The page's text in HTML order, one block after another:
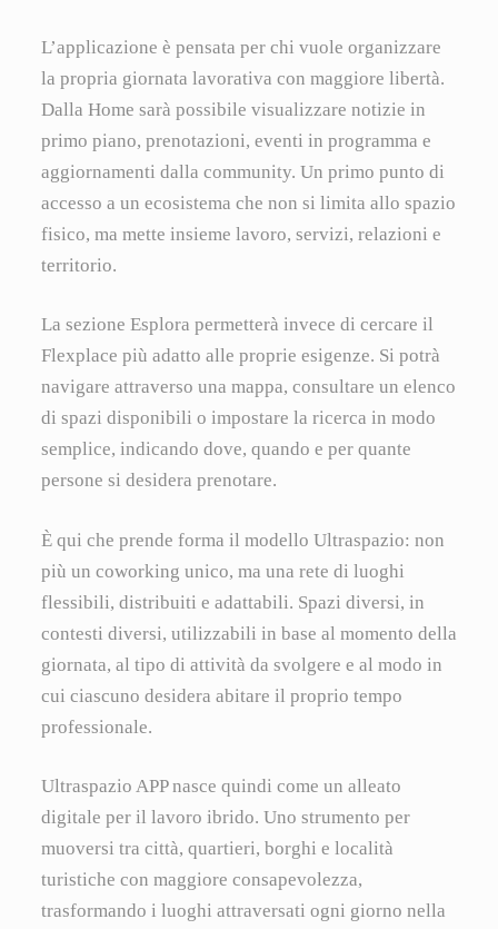
L’applicazione è pensata per chi vuole organizzare
la propria giornata lavorativa con maggiore libertà.
Dalla Home sarà possibile visualizzare notizie in
primo piano, prenotazioni, eventi in programma e
aggiornamenti dalla community. Un primo punto di
accesso a un ecosistema che non si limita allo spazio
fisico, ma mette insieme lavoro, servizi, relazioni e
territorio.
La sezione Esplora permetterà invece di cercare il
Flexplace più adatto alle proprie esigenze. Si potrà
navigare attraverso una mappa, consultare un elenco
di spazi disponibili o impostare la ricerca in modo
semplice, indicando dove, quando e per quante
persone si desidera prenotare.
È qui che prende forma il modello Ultraspazio: non
più un coworking unico, ma una rete di luoghi
flessibili, distribuiti e adattabili. Spazi diversi, in
contesti diversi, utilizzabili in base al momento della
giornata, al tipo di attività da svolgere e al modo in
cui ciascuno desidera abitare il proprio tempo
professionale.
Ultraspazio APP nasce quindi come un alleato
digitale per il lavoro ibrido. Uno strumento per
muoversi tra città, quartieri, borghi e località
turistiche con maggiore consapevolezza,
trasformando i luoghi attraversati ogni giorno nella